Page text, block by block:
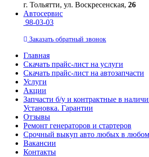
г. Тольятти, ул. Воскресенская, 26
Автосервис
98-03-03
Заказать обратный звонок
Главная
Скачать прайс-лист на услуги
Скачать прайс-лист на автозапчасти
Услуги
Акции
Запчасти б/у и контрактные в
Установка. Гарантии
Отзывы
Ремонт генераторов и стартеров
Cрочный выкуп авто любых в любом
Вакансии
Контакты